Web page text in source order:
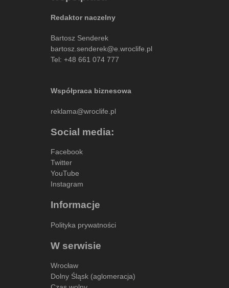
Redaktor naczelny
Bartosz Senderek
bartosz.senderek@e.wroclife.pl
Tel: +48 661 074 777
Współpraca biznesowa
reklama@wroclife.pl
Social media:
Facebook
Twitter
YouTube
Instagram
Informacje
Polityka prywatności
W serwisie
Wrocław
Dolny Śląsk (aglomeracja)